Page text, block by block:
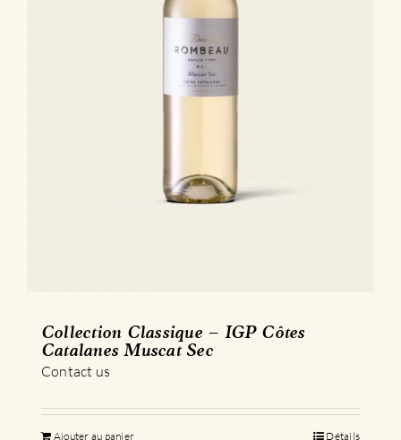
Collection Classique – IGP Côtes
Catalanes Muscat Sec
Contact us
Ajouter au panier Détails